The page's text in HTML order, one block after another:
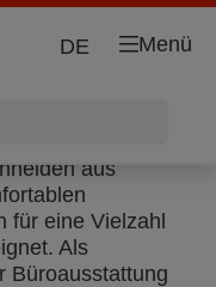
Menü
DE
aus
für eine Vielzahl
Als
Büroausstattung